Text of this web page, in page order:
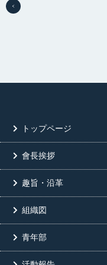
トップページ
會長挨拶
趣旨・沿革
組織図
青年部